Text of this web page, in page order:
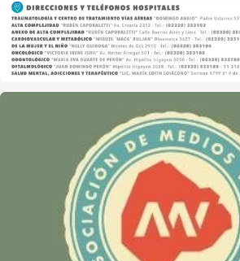
Asociación de Medios Vecinales